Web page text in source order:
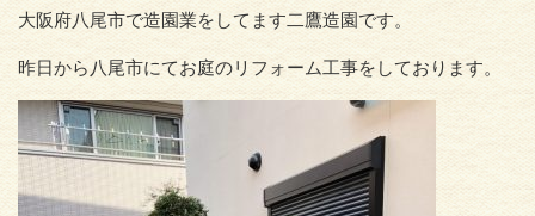
大阪府八尾市で造園業をしてます二鷹造園です。
昨日から八尾市にてお庭のリフォーム工事をしております。